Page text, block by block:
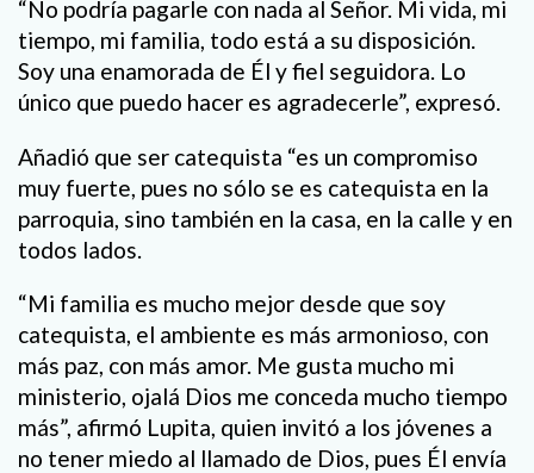
“No podría pagarle con nada al Señor. Mi vida, mi
tiempo, mi familia, todo está a su disposición.
Soy una enamorada de Él y fiel seguidora. Lo
único que puedo hacer es agradecerle”, expresó.
Añadió que ser catequista “es un compromiso
muy fuerte, pues no sólo se es catequista en la
parroquia, sino también en la casa, en la calle y en
todos lados.
“Mi familia es mucho mejor desde que soy
catequista, el ambiente es más armonioso, con
más paz, con más amor. Me gusta mucho mi
ministerio, ojalá Dios me conceda mucho tiempo
más”, afirmó Lupita, quien invitó a los jóvenes a
no tener miedo al llamado de Dios, pues Él envía